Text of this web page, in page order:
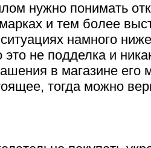
нужно понимать
и тем более
намного
это не подделка и
в магазине его
тогда можно